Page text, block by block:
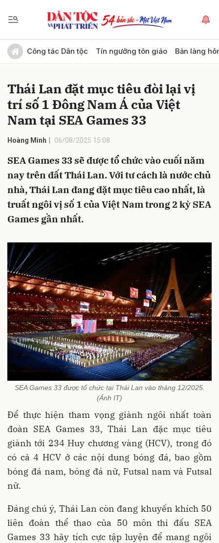
Công tác Dân tộc Tín ngưỡng tôn giáo Bản làng
Thái Lan đặt mục tiêu đòi lại vị
trí số 1 Đông Nam Á của Việt
Nam tại SEA Games 33
Hoàng Minh 06/08/2025 15:08
SEA Games 33 sẽ được tổ chức vào cuối năm
nay trên đất Thái Lan. Với tư cách là nước chủ
nhà, Thái Lan đang đặt mục tiêu cao nhất, là
truất ngôi vị số 1 của Việt Nam trong 2 kỳ SEA
Games gần nhất.
SEA Games 33 được tổ chức tại Thái Lan vào tháng 12/2025.
(Ảnh IT)
Để thực hiện tham vọng giành ngôi nhất toàn
đoàn SEA Games 33, Thái Lan đặc mục tiêu
giành tới 234 Huy chương vàng (HCV), trong đó
có cả 4 HCV ở các nội dung bóng đá, bao gồm
bóng đá nam, bóng đá nữ, Futsal nam và Futsal
nữ.
Đáng chú ý, Thái Lan còn đang khuyến khích 50
liên đoàn thể thao của 50 môn thi đấu SEA
Games 33 hãy tích cực tập luyện để mang ngôi
Gửi bình luận